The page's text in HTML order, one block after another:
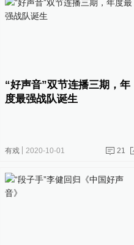
“好声音”双节连播三期，年
度最强战队诞生
有戏 2020-10-01 21